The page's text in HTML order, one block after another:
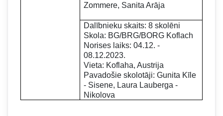
Zommere, Sanita Arāja
Dalībnieku skaits: 8 skolēni
Skola: BG/BRG/BORG Koflach
Norises laiks: 04.12. -
08.12.2023.
Vieta: Koflaha, Austrija
Pavadošie skolotāji: Gunita Kīle
- Sisene, Laura Lauberga -
Nikolova